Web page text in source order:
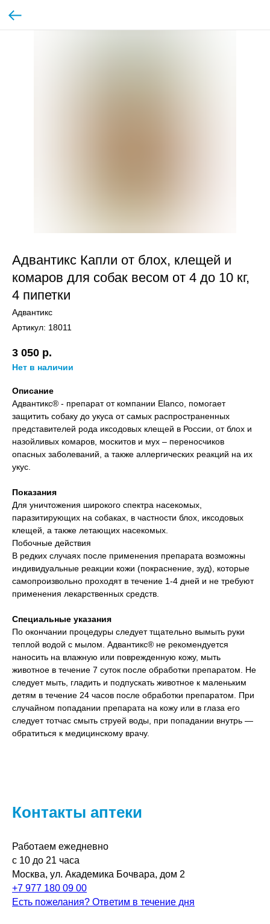
Адвантикс Капли от блох, клещей и
комаров для собак весом от 4 до 10 кг,
4 пипетки
Адвантикс
Артикул: 18011
3 050 р.
Нет в наличии
Описание
Адвантикс® - препарат от компании Elanco, помогает
защитить собаку до укуса от самых распространенных
представителей рода иксодовых клещей в России, от блох и
назойливых комаров, москитов и мух – переносчиков
опасных заболеваний, а также аллергических реакций на их
укус.​
Показания
Для уничтожения широкого спектра насекомых,
паразитирующих на собаках, в частности блох, иксодовых
клещей, а также летающих насекомых.
Побочные действия
В редких случаях после применения препарата возможны
индивидуальные реакции кожи (покраснение, зуд), которые
самопроизвольно проходят в течение 1-4 дней и не требуют
применения лекарственных средств.
Специальные указания
По окончании процедуры следует тщательно вымыть руки
теплой водой с мылом. Адвантикс® не рекомендуется
наносить на влажную или поврежденную кожу, мыть
животное в течение 7 суток после обработки препаратом. Не
следует мыть, гладить и подпускать животное к маленьким
детям в течение 24 часов после обработки препаратом. При
случайном попадании препарата на кожу или в глаза его
следует тотчас смыть струей воды, при попадании внутрь —
обратиться к медицинскому врачу.
Контакты аптеки
Работаем ежедневно
с 10 до 21 часа
Москва, ул. Академика Бочвара, дом 2
+7 977 180 09 00
Есть пожелания? Ответим в течение дня